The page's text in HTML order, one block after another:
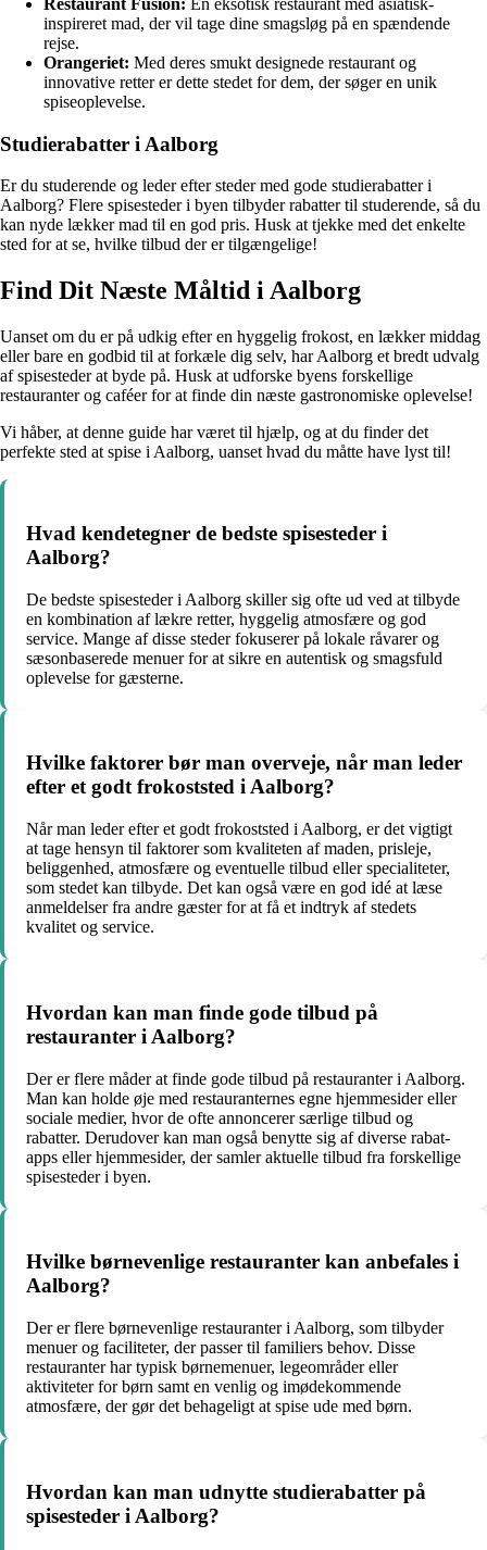
Restaurant Fusion: En eksotisk restaurant med asiatisk-
inspireret mad, der vil tage dine smagsløg på en spændende
rejse.
Orangeriet: Med deres smukt designede restaurant og
innovative retter er dette stedet for dem, der søger en unik
spiseoplevelse.
Studierabatter i Aalborg
Er du studerende og leder efter steder med gode studierabatter i
Aalborg? Flere spisesteder i byen tilbyder rabatter til studerende, så du
kan nyde lækker mad til en god pris. Husk at tjekke med det enkelte
sted for at se, hvilke tilbud der er tilgængelige!
Find Dit Næste Måltid i Aalborg
Uanset om du er på udkig efter en hyggelig frokost, en lækker middag
eller bare en godbid til at forkæle dig selv, har Aalborg et bredt udvalg
af spisesteder at byde på. Husk at udforske byens forskellige
restauranter og caféer for at finde din næste gastronomiske oplevelse!
Vi håber, at denne guide har været til hjælp, og at du finder det
perfekte sted at spise i Aalborg, uanset hvad du måtte have lyst til!
Hvad kendetegner de bedste spisesteder i
Aalborg?
De bedste spisesteder i Aalborg skiller sig ofte ud ved at tilbyde
en kombination af lækre retter, hyggelig atmosfære og god
service. Mange af disse steder fokuserer på lokale råvarer og
sæsonbaserede menuer for at sikre en autentisk og smagsfuld
oplevelse for gæsterne.
Hvilke faktorer bør man overveje, når man leder
efter et godt frokoststed i Aalborg?
Når man leder efter et godt frokoststed i Aalborg, er det vigtigt
at tage hensyn til faktorer som kvaliteten af maden, prisleje,
beliggenhed, atmosfære og eventuelle tilbud eller specialiteter,
som stedet kan tilbyde. Det kan også være en god idé at læse
anmeldelser fra andre gæster for at få et indtryk af stedets
kvalitet og service.
Hvordan kan man finde gode tilbud på
restauranter i Aalborg?
Der er flere måder at finde gode tilbud på restauranter i Aalborg.
Man kan holde øje med restauranternes egne hjemmesider eller
sociale medier, hvor de ofte annoncerer særlige tilbud og
rabatter. Derudover kan man også benytte sig af diverse rabat-
apps eller hjemmesider, der samler aktuelle tilbud fra forskellige
spisesteder i byen.
Hvilke børnevenlige restauranter kan anbefales i
Aalborg?
Der er flere børnevenlige restauranter i Aalborg, som tilbyder
menuer og faciliteter, der passer til familiers behov. Disse
restauranter har typisk børnemenuer, legeområder eller
aktiviteter for børn samt en venlig og imødekommende
atmosfære, der gør det behageligt at spise ude med børn.
Hvordan kan man udnytte studierabatter på
spisesteder i Aalborg?